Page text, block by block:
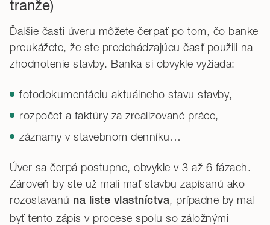
tranže)
Ďalšie časti úveru môžete čerpať po tom, čo banke
preukážete, že ste predchádzajúcu časť použili na
zhodnotenie stavby. Banka si obvykle vyžiada:
fotodokumentáciu aktuálneho stavu stavby,
rozpočet a faktúry za zrealizované práce,
záznamy v stavebnom denníku…
Úver sa čerpá postupne, obvykle v 3 až 6 fázach.
Zároveň by ste už mali mať stavbu zapísanú ako
rozostavanú na liste vlastníctva, prípadne by mal
byť tento zápis v procese spolu so záložnými